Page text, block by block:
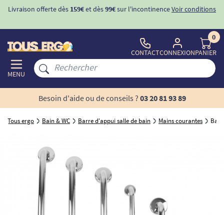
Livraison offerte dès 159€et dès99€sur l'incontinenceVoir conditions
MENU
CONTACTCONNEXION
0
PANIER
Besoin d'aide ou de conseils ? 03 20 81 93 89
Tous ergo Bain & WC Barre d'appui salle de bain Mains courantes